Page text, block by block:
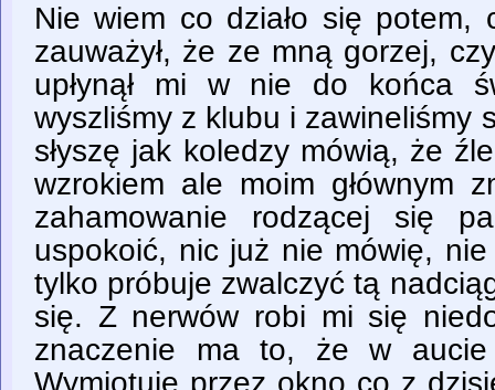
Nie wiem co działo się potem,
zauważył, że ze mną gorzej,
upłynął mi w nie do końca
wyszliśmy z klubu i zawineliśmy
słyszę jak koledzy mówią, że
wzrokiem ale moim głównym
zahamowanie rodzącej się
uspokoić, nic już nie mówię,
tylko próbuje zwalczyć tą
się. Z nerwów robi mi się
znaczenie ma to, że w
Wymiotuje przez okno co z